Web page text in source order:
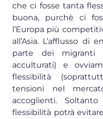
che ci fosse tanta
buona, purchè ci
l’Europa più
all’Asia. L’afflusso di
parte dei migranti
acculturati) e
flessibilità
tensioni nel
accoglienti.
flessibilità potrà